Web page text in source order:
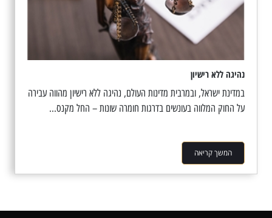
נהיגה ללא רישיון
במדינת ישראל, ובמרבית מדינות העולם, נהיגה ללא רישיון מהווה עבירה
על החוק המלווה בעונשים בדרגות חומרה שונות – החל מקנס...
המשך קריאה